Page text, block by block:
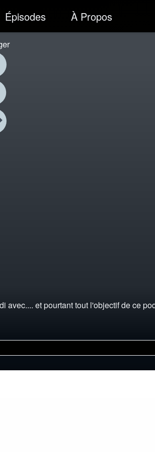
Épisodes À Propos
et pourtant tout l'objectif de ce